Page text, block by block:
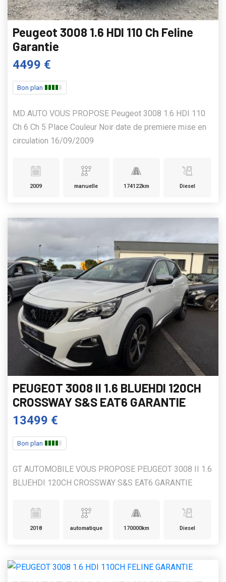
Peugeot 3008 1.6 HDI 110 Ch Feline
Garantie
4499 €
Bon plan
MD AUTO VOUS PROPOSE Peugeot 3008 1.6 HDI 110
Ch 6 Ch 5 Place Couleur Noir date de premiere mise en
circulation 16/09/2009
2009 manuelle 174122km Diesel
PEUGEOT 3008 II 1.6 BLUEHDI 120CH
CROSSWAY S&S EAT6 GARANTIE
13499 €
Bon plan
GT AUTOMOBILE VOUS PROPOSE PEUGEOT 3008 II 1.6
BLUEHDI 120CH CROSSWAY S&S EAT6 GARANTIE
2018 automatique 170000km Diesel